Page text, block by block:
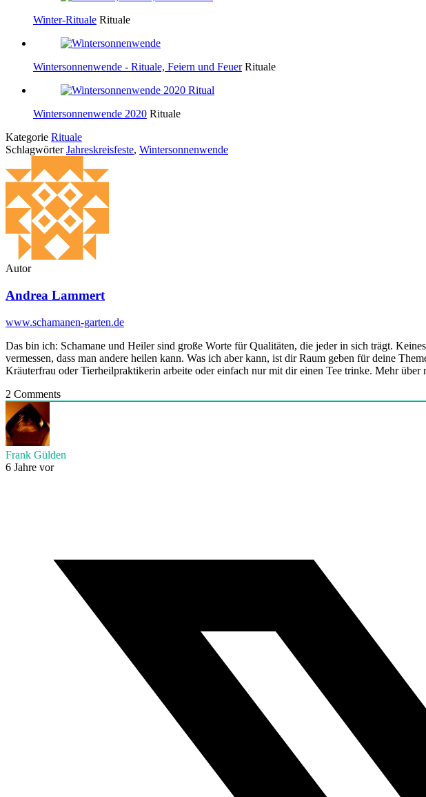
Winter-Rituale Rituale
Wintersonnenwende - Rituale, Feiern und FeuerRituale
Wintersonnenwende 2020 Rituale
Kategorie Rituale
SchlagwörterJahreskreisfeste, Wintersonnenwende
Autor
Andrea Lammert
www.schamanen-garten.de
Das bin ich: Schamane und Heiler sind große Worte für Qualitäten, die jeder in sich trägt.
vermessen, dass man andere heilen kann. Was ich aber kann, ist dir Raum geben für deine
Kräuterfrau oder Tierheilpraktikerin arbeite oder einfach nur mit dir einen Tee trinke. Mehr
2 Comments
Frank Gülden
6 Jahre vor